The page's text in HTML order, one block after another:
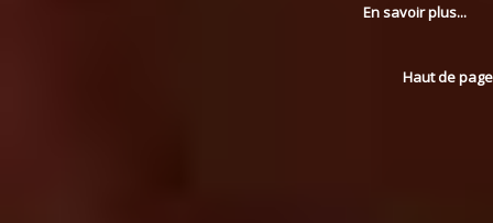
En savoir plus...
Haut de page